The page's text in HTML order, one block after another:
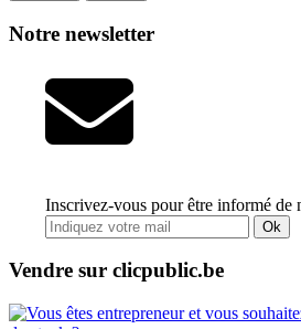
Notre newsletter
Inscrivez-vous pour être informé de
Ok
Vendre sur clicpublic.be